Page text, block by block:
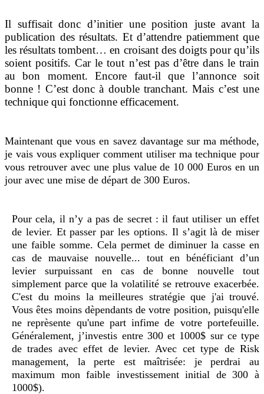
Il suffisait donc d’initier une position juste avant la
publication des résultats. Et d’attendre patiemment que
les résultats tombent… en croisant des doigts pour qu’ils
soient positifs. Car le tout n’est pas d’être dans le train
au bon moment. Encore faut-il que l’annonce soit
bonne ! C’est donc à double tranchant. Mais c’est une
technique qui fonctionne efficacement.
Maintenant que vous en savez davantage sur ma méthode,
je vais vous expliquer comment utiliser ma technique pour
vous retrouver avec une plus value de 10 000 Euros en un
jour avec une mise de départ de 300 Euros.
Pour cela, il n’y a pas de secret : il faut utiliser un effet
de levier. Et passer par les options. Il s’agit là de miser
une faible somme. Cela permet de diminuer la casse en
cas de mauvaise nouvelle... tout en bénéficiant d’un
levier surpuissant en cas de bonne nouvelle tout
simplement parce que la volatilité se retrouve exacerbée.
C'est du moins la meilleures stratégie que j'ai trouvé.
Vous êtes moins dèpendants de votre position, puisqu'elle
ne reprèsente qu'une part infime de votre portefeuille.
Généralement, j’investis entre 300 et 1000$ sur ce type
de trades avec effet de levier. Avec cet type de Risk
management, la perte est maîtrisée: je perdrai au
maximum mon faible investissement initial de 300 à
1000$).